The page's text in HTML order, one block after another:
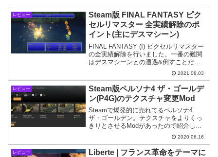
レビュー
Steam版 FINAL FANTASY ピク
セルリマスター 全実績解除のポ
イント(主にデスマシーン)
FINAL FANTASY (I) ピクセルリマスター
の全実績解除を行いました。一番の難関
はデスマシーンとの遭遇&倒すことだと
思います。デスマシーンは浮遊城の最上
階5Fに登場しますがエンカウント率が低
いので根気が必要です( -_-)
2021.08.03
レビュー
Steam版ペルソナ4 ザ・ゴールデ
ン(P4G)のテクスチャ変更Mod
Steamで爆発的に売れてるペルソナ4
ザ・ゴールデン。テクスチャをよりくっ
きりとさせるModがあったので紹介しま
す。※Modは全てを自己責任で導入して
2020.06.16
レビュー
Liberte | フランス革命をテーマに